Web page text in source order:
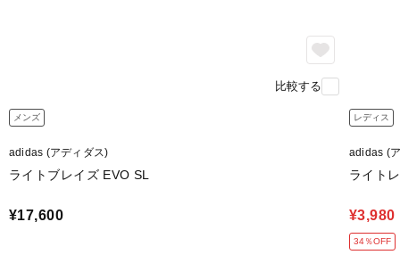
比較する
メンズ
adidas (アディダス)
ライトブレイズ EVO SL
¥17,600
レディス
adidas (
ライト
¥3,980
34％OFF